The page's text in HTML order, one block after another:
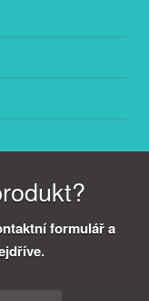
formulář a